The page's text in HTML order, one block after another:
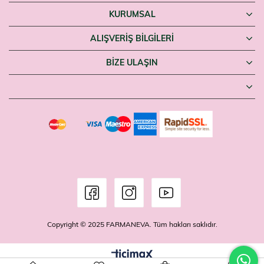
KURUMSAL
ALIŞVERİŞ BİLGİLERİ
BIZE ULAŞIN
Copyright © 2025 FARMANEVA. Tüm hakları saklıdır.